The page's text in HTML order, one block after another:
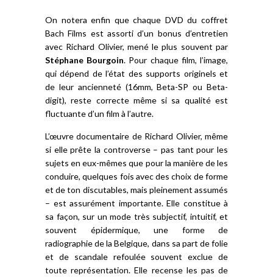
On notera enfin que chaque DVD du coffret
Bach Films est assorti d’un bonus d’entretien
avec Richard Olivier, mené le plus souvent par
Stéphane Bourgoin. Pour chaque film, l’image,
qui dépend de l’état des supports originels et
de leur ancienneté (16mm, Beta-SP ou Beta-
digit), reste correcte même si sa qualité est
fluctuante d’un film à l’autre.
L’œuvre documentaire de Richard Olivier, même
si elle prête la controverse – pas tant pour les
sujets en eux-mêmes que pour la manière de les
conduire, quelques fois avec des choix de forme
et de ton discutables, mais pleinement assumés
– est assurément importante. Elle constitue à
sa façon, sur un mode très subjectif, intuitif, et
souvent épidermique, une forme de
radiographie de la Belgique, dans sa part de folie
et de scandale refoulée souvent exclue de
toute représentation. Elle recense les pas de